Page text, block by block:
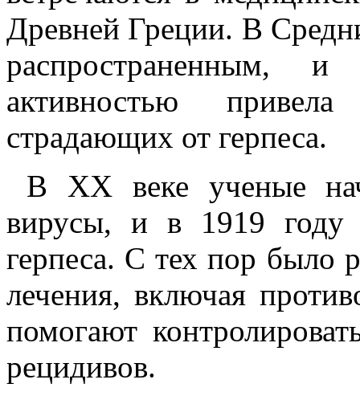
Древней Греции. В
распространенным,
активностью
страдающих от герпеса.
В XX веке ученые
вирусы, и в 1919 году
герпеса. С тех пор было
лечения, включая
помогают
рецидивов.